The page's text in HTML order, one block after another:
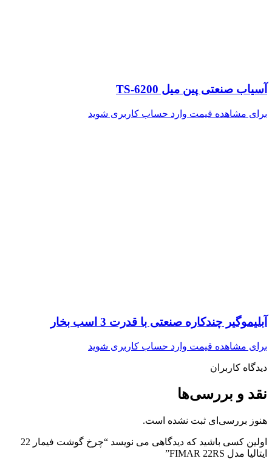
آسیاب صنعتی پین میل TS-6200
برای مشاهده قیمت وارد حساب کاربری شوید
آبلیموگیر چندکاره صنعتی با قدرت 3 اسب بخار
برای مشاهده قیمت وارد حساب کاربری شوید
دیدگاه کاربران
نقد و بررسی‌ها
هنوز بررسی‌ای ثبت نشده است.
اولین کسی باشید که دیدگاهی می نویسد “چرخ گوشت فیمار 22
ایتالیا مدل FIMAR 22RS”